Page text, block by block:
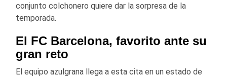
conjunto colchonero quiere dar la sorpresa de la
temporada.
El FC Barcelona, favorito ante su
gran reto
El equipo azulgrana llega a esta cita en un estado de